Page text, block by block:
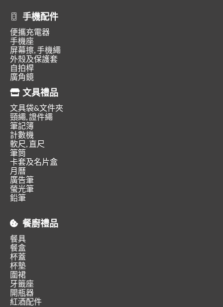
手機配件
便攜充電器
手機座
屏幕擦, 手機繩
外殼及保護套
自拍桿
廣角鏡
文具禮品
文具袋&文件夾
頸繩, 證件繩
筆記簿
計數機
軟尺, 直尺
筆筒
卡套及名片盒
月曆
廣告筆
螢光筆
鉛筆
餐廚禮品
餐具
餐盒
杯蓋
杯墊
圍裙
牙籤座
開瓶器
紅酒配件